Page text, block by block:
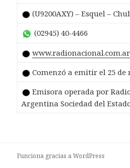
(U9200AXY) – Esquel –
(02945) 40-4466
www.radionacional.com.ar
Comenzó a emitir el 25 de
Emisora operada por
Argentina Sociedad del
Funciona gracias a WordPress